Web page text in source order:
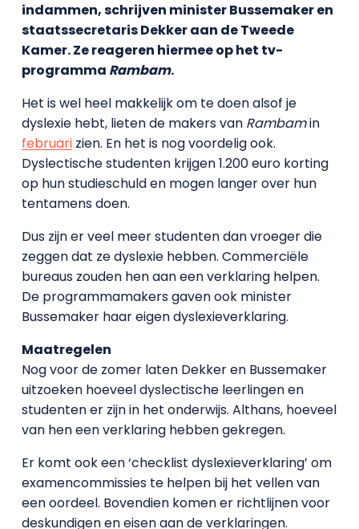
indammen, schrijven minister Bussemaker en
staatssecretaris Dekker aan de Tweede
Kamer. Ze reageren hiermee op het tv-
programma Rambam.
Het is wel heel makkelijk om te doen alsof je
dyslexie hebt, lieten de makers van Rambamin
februarizien. En het is nog voordelig ook.
Dyslectische studenten krijgen 1.200 euro korting
op hun studieschuld en mogen langer over hun
tentamens doen.
Dus zijn er veel meer studenten dan vroeger die
zeggen dat ze dyslexie hebben. Commerciële
bureaus zouden hen aan een verklaring helpen.
De programmamakers gaven ook minister
Bussemaker haar eigen dyslexieverklaring.
Maatregelen
Nog voor de zomer laten Dekker en Bussemaker
uitzoeken hoeveel dyslectische leerlingen en
studenten er zijn in het onderwijs. Althans, hoeveel
van hen een verklaring hebben gekregen.
Er komt ook een ‘checklist dyslexieverklaring’ om
examencommissies te helpen bij het vellen van
een oordeel. Bovendien komen er richtlijnen voor
deskundigen en eisen aan de verklaringen.